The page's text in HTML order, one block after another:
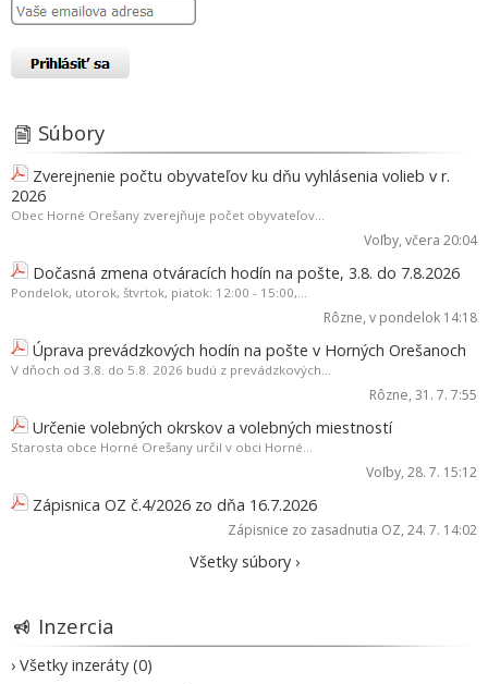
Súbory
Zverejnenie počtu obyvateľov ku dňu vyhlásenia volieb v r.
2026
Obec Horné Orešany zverejňuje počet obyvateľov...
Voľby, včera 20:04
Dočasná zmena otváracích hodín na pošte, 3.8. do 7.8.2026
Pondelok, utorok, štvrtok, piatok: 12:00 - 15:00,...
Rôzne, v pondelok 14:18
Úprava prevádzkových hodín na pošte v Horných Orešanoch
V dňoch od 3.8. do 5.8. 2026 budú z prevádzkových...
Rôzne, 31. 7. 7:55
Určenie volebných okrskov a volebných miestností
Starosta obce Horné Orešany určil v obci Horné...
Voľby, 28. 7. 15:12
Zápisnica OZ č.4/2026 zo dňa 16.7.2026
Zápisnice zo zasadnutia OZ, 24. 7. 14:02
Všetky súbory ›
Inzercia
› Všetky inzeráty (0)